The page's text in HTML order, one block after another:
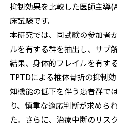
抑制効果を比較した医師主導
床試験です。
本研究では、同試験の参加者
ルを有する群を抽出し、サブ
結果、身体的フレイルを有す
TPTDによる椎体骨折の抑制
知機能の低下を伴う患者群で
り、慎重な適応判断が求めら
た。さらに、治療中断のリス